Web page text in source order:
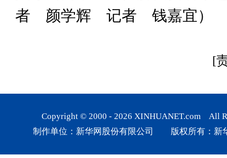
者 颜学辉 记者 钱嘉宜）
[
Copyright © 2000 - 2026 XINHUANET.com All
制作单位：新华网股份有限公司 版权所有：新